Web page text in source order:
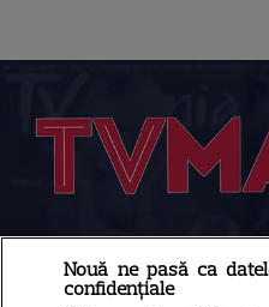
Nouă ne pasă ca
confidențiale